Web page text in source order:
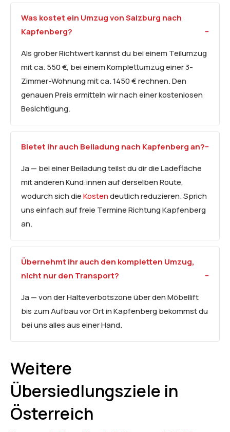
Was kostet ein Umzug von Salzburg nach
Kapfenberg?
Als grober Richtwert kannst du bei einem Teilumzug
mit ca. 550 €, bei einem Komplettumzug einer 3-
Zimmer-Wohnung mit ca. 1450 € rechnen. Den
genauen Preis ermitteln wir nach einer kostenlosen
Besichtigung.
Bietet ihr auch Beiladung nach Kapfenberg an?
Ja — bei einer Beiladung teilst du dir die Ladefläche
mit anderen Kund:innen auf derselben Route,
wodurch sich dieKostendeutlich reduzieren. Sprich
uns einfach auf freie Termine Richtung Kapfenberg
an.
Übernehmt ihr auch den kompletten Umzug,
nicht nur den Transport?
Ja — von der Halteverbotszone über den Möbellift
bis zum Aufbau vor Ort in Kapfenberg bekommst du
bei uns alles aus einer Hand.
Weitere
Übersiedlungsziele in
Österreich